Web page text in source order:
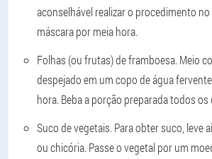
aconselhável realizar o procedimento no
máscara por meia hora.
Folhas (ou frutas) de framboesa. Meio
despejado em um copo de água
hora. Beba a porção preparada todos os
Suco de vegetais. Para obter suco, leve
ou chicória. Passe o vegetal por um